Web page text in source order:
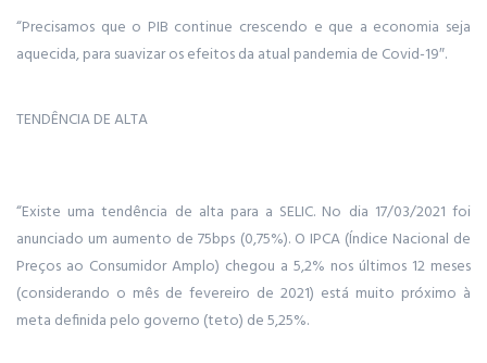
“Precisamos que o PIB continue crescendo e que a economia seja
aquecida, para suavizar os efeitos da atual pandemia de Covid-19″.
TENDÊNCIA DE ALTA
“Existe uma tendência de alta para a SELIC. No dia 17/03/2021 foi
anunciado um aumento de 75bps (0,75%). O IPCA (Índice Nacional de
Preços ao Consumidor Amplo) chegou a 5,2% nos últimos 12 meses
(considerando o mês de fevereiro de 2021) está muito próximo à
meta definida pelo governo (teto) de 5,25%.